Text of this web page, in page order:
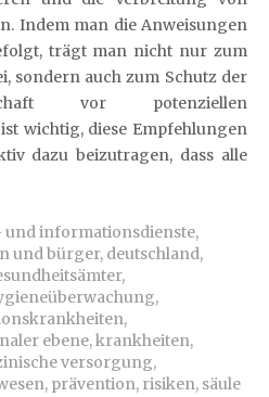
Indem man die Anweisungen
trägt man nicht nur zum
sondern auch zum Schutz der
vor potenziellen
wichtig, diese Empfehlungen
dazu beizutragen, dass alle
und informationsdienste,
und bürger, deutschland,
,
,
,
ebene,krankheiten,
versorgung,
, prävention, risiken, säule